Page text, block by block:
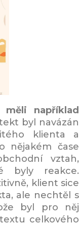
například
byl navázán
klienta a
nějakém čase
vztah,
byly reakce.
klient sice
ale nechtěl s
byl pro něj
celkového